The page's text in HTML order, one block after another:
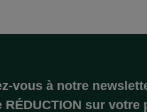
vous à notre
RÉDUCTION sur votre